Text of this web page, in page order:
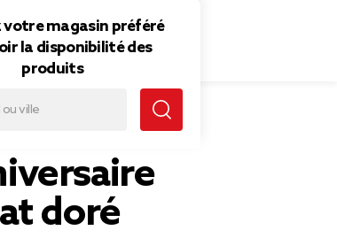
votre magasin préféré
la disponibilité des
produits
doré